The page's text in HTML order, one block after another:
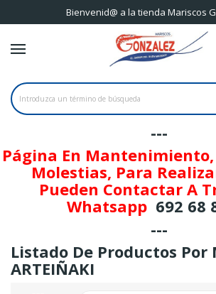
Bienvenid@ a la tienda Mariscos
---
Página En
Molestias, Para
Pueden Contactar A
Whatsapp 692 68
---
Listado De Productos Por
ARTEIÑAKI